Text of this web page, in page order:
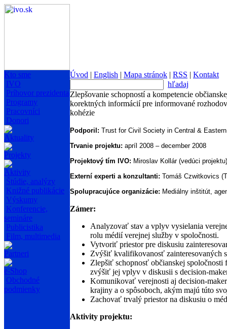
Kto sme
IVO
Príhovor prezidenta
Programy
Pracovníci
Donori
Aktuality
Projekty
Aktivity
Štúdie, analýzy
Knižné publikácie
Výskumy
Konferencie,
semináre
Publicistika
Film, multimedia
Partneri
e-Shop
Obchodné
podmienky
Úvod | English | Mapa stránok | RSS | Kontakt
hľadaj
Zlepšovanie schopností a kompetencie
korektných informácií pre informované
kohézie
Podporil: Trust for Civil Society in Central &
Trvanie projektu: apríl 2008 – december 2008
Projektový tím IVO: Miroslav Kollár (vedúci
Externí experti a konzultanti: Tomáš Czwitkovics
Spolupracujúce organizácie: Mediálny inštitút,
Zámer:
Analyzovať stav a vplyv vysielania
rolu médií verejnej služby v spoločnosti.
Vytvoriť priestor pre diskusiu
Zvýšiť kvalifikovanosť zainteresovaných
Zlepšiť schopnosť občianskej
zvýšiť jej vplyv v diskusii s decision-
Komunikovať verejnosti aj decision-
krajiny a o spôsoboch, akým majú túto
Zachovať trvalý priestor na diskusiu o
Aktivity projektu: